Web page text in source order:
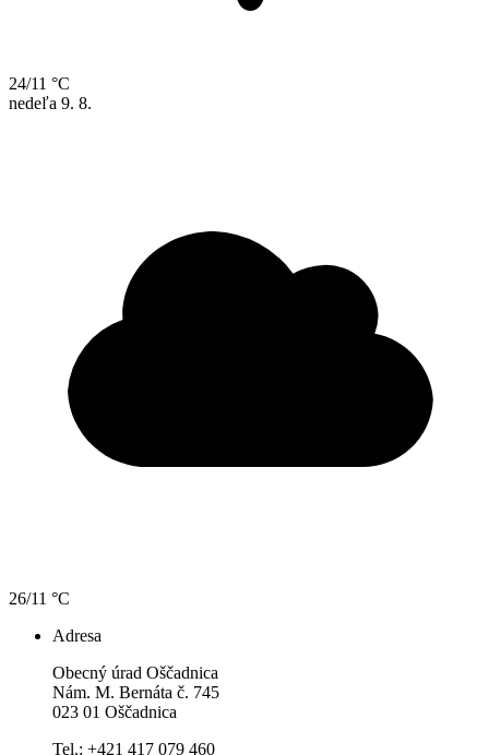
24/11 °C
nedeľa 9. 8.
26/11 °C
Adresa
Obecný úrad Oščadnica
Nám. M. Bernáta č. 745
023 01 Oščadnica
Tel.: +421 417 079 460